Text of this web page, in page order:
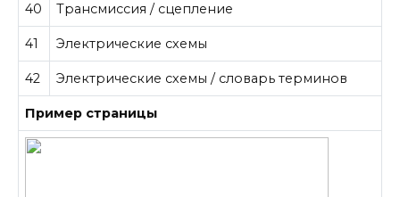
40 Трансмиссия / сцепление
41 Электрические схемы
42 Электрические схемы / словарь терминов
Пример страницы